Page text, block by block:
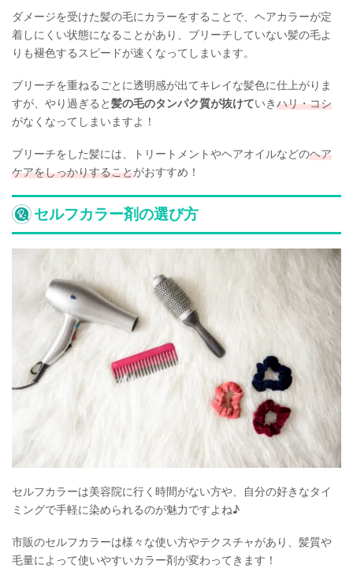
ダメージを受けた髪の毛にカラーをすることで、ヘアカラーが定
着しにくい状態になることがあり、ブリーチしていない髪の毛よ
りも褪色するスピードが速くなってしまいます。
ブリーチを重ねるごとに透明感が出てキレイな髪色に仕上がりま
すが、やり過ぎると髪の毛のタンパク質が抜けていきハリ・コシ
がなくなってしまいますよ！
ブリーチをした髪には、トリートメントやヘアオイルなどのヘア
ケアをしっかりすることがおすすめ！
セルフカラー剤の選び方
セルフカラーは美容院に行く時間がない方や、自分の好きなタイ
ミングで手軽に染められるのが魅力ですよね♪
市販のセルフカラーは様々な使い方やテクスチャがあり、髪質や
毛量によって使いやすいカラー剤が変わってきます！